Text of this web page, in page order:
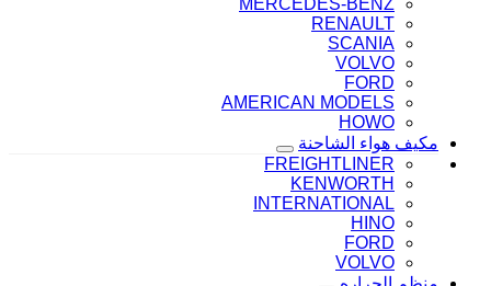
RENAULT
SCANIA
VOLVO
FORD
AMERICAN MODELS
HOWO
مكيف هواء الشاحنة
FREIGHTLINER
KENWORTH
INTERNATIONAL
HINO
FORD
VOLVO